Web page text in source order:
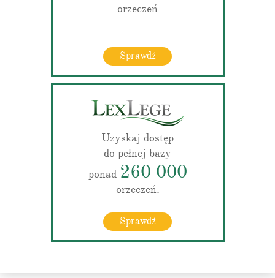
orzeczeń
Sprawdź
Uzyskaj dostęp
do pełnej bazy
ponad 260 000
orzeczeń.
Sprawdź